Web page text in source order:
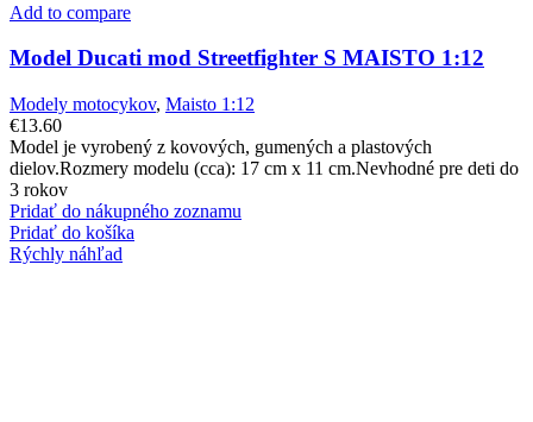
Add to compare
Model Ducati mod Streetfighter S MAISTO 1:12
Modely motocykov, Maisto 1:12
€13.60
Model je vyrobený z kovových, gumených a plastových
dielov.Rozmery modelu (cca): 17 cm x 11 cm.Nevhodné pre deti do
3 rokov
Pridať do nákupného zoznamu
Pridať do košíka
Rýchly náhľad